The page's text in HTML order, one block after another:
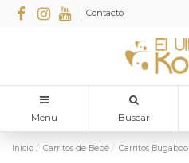
Contacto
Menu Buscar
Inicio Carritos de Bebé Carritos Bugaboo